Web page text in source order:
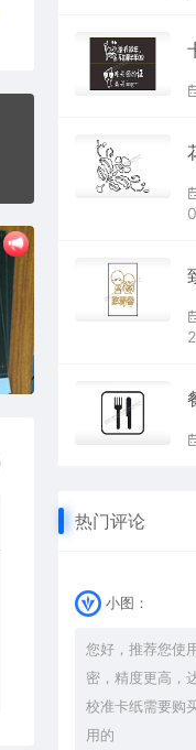
热门评论
小图：
您好，推荐您使
密，精度更高，
校准卡纸需要购
用的